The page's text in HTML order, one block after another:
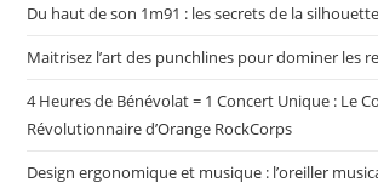
Du haut de son 1m91 : les secrets de la
Maitrisez l’art des punchlines pour dominer les
4 Heures de Bénévolat = 1 Concert Unique : Le
Révolutionnaire d’Orange RockCorps
Design ergonomique et musique : l’oreiller